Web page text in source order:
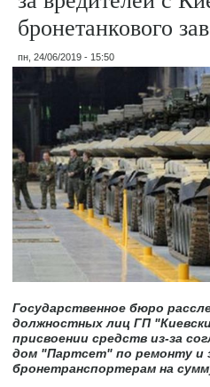
бронетанкового
пн, 24/06/2019 - 15:50
Государственное бюро
должностных лиц ГП
присвоении средств из-за
дом "Партсет" по ремонту и
бронетранспортерам на